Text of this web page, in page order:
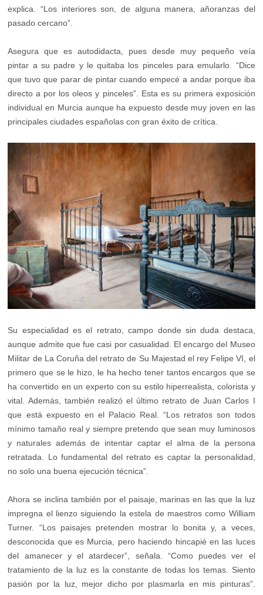
explica. “Los interiores son, de alguna manera, añoranzas del
pasado cercano”.
Asegura que es autodidacta, pues desde muy pequeño veía
pintar a su padre y le quitaba los pinceles para emularlo. “Dice
que tuvo que parar de pintar cuando empecé a andar porque iba
directo a por los oleos y pinceles”. Esta es su primera exposición
individual en Murcia aunque ha expuesto desde muy joven en las
principales ciudades españolas con gran éxito de crítica.
Su especialidad es el retrato, campo donde sin duda destaca,
aunque admite que fue casi por casualidad. El encargo del Museo
Militar de La Coruña del retrato de Su Majestad el rey Felipe VI, el
primero que se le hizo, le ha hecho tener tantos encargos que se
ha convertido en un experto con su estilo hiperrealista, colorista y
vital. Además, también realizó el último retrato de Juan Carlos I
que está expuesto en el Palacio Real. “Los retratos son todos
mínimo tamaño real y siempre pretendo que sean muy luminosos
y naturales además de intentar captar el alma de la persona
retratada. Lo fundamental del retrato es captar la personalidad,
no solo una buena ejecución técnica”.
Ahora se inclina también por el paisaje, marinas en las que la luz
impregna el lienzo siguiendo la estela de maestros como William
Turner. “Los paisajes pretenden mostrar lo bonita y, a veces,
desconocida que es Murcia, pero haciendo hincapié en las luces
del amanecer y el atardecer”, señala. “Como puedes ver el
tratamiento de la luz es la constante de todas los temas. Siento
pasión por la luz, mejor dicho por plasmarla en mis pinturas”.